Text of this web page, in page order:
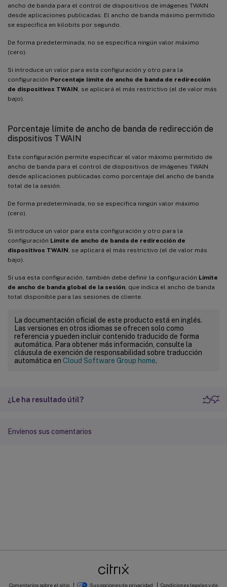
ancho de banda para el control de dispositivos de imágenes TWAIN
desde aplicaciones publicadas. El ancho de banda máximo permitido
se especifica en kilobits por segundo.
De forma predeterminada, no se especifica ningún valor máximo
(cero).
Si introduce un valor para esta configuración y otro para la
configuración Porcentaje límite de ancho de banda de redirección
de dispositivos TWAIN , se aplicará el más restrictivo (el de valor más
bajo).
Porcentaje límite de ancho de banda de redirección de
dispositivos TWAIN
Esta configuración permite especificar el valor máximo permitido de
ancho de banda para el control de dispositivos de imágenes TWAIN
desde aplicaciones publicadas como porcentaje del ancho de banda
total de la sesión.
De forma predeterminada, no se especifica ningún valor máximo
(cero).
Si introduce un valor para esta configuración y otro para la
configuración Límite de ancho de banda de redirección de
dispositivos TWAIN , se aplicará el más restrictivo (el de valor más
bajo).
Si usa esta configuración, también debe definir la configuración Límite
de ancho de banda global de la sesión , que indica el ancho de banda
total disponible para las sesiones de cliente.
La documentación oficial de este producto está en inglés.
Las versiones en otros idiomas se ofrecen solo como
referencia y pueden incluir contenido traducido de forma
automática. Para obtener más información, consulte la
cláusula de exención de responsabilidad sobre traducción
automática en Cloud Software Group home.
¿Le ha resultado útil?
Envíenos sus comentarios
Comentarios sobre el sitio Sus opciones de privacidad Condiciones legales y de